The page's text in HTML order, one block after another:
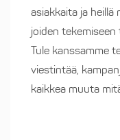
asiakkaita ja heillä
joiden tekemiseen
Tule kanssamme
viestintää,
kaikkea muuta